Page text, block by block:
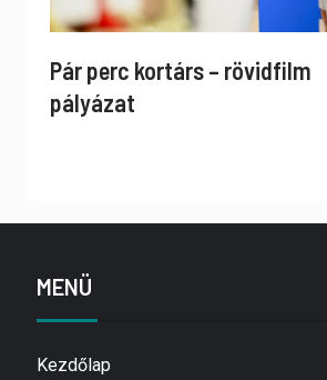
Pár perc kortárs – rövidfilm
pályázat
MENÜ
Kezdőlap